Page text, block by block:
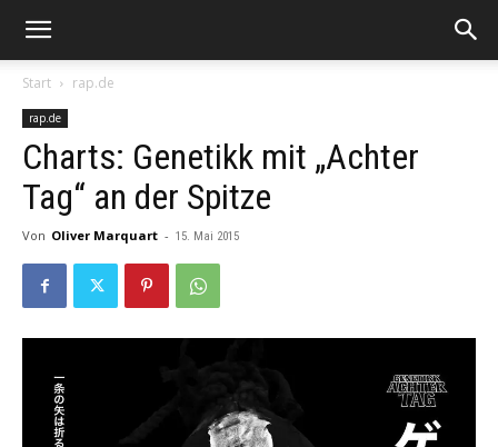
Start rap.de
rap.de
Charts: Genetikk mit „Achter
Tag“ an der Spitze
Von Oliver Marquart - 15. Mai 2015